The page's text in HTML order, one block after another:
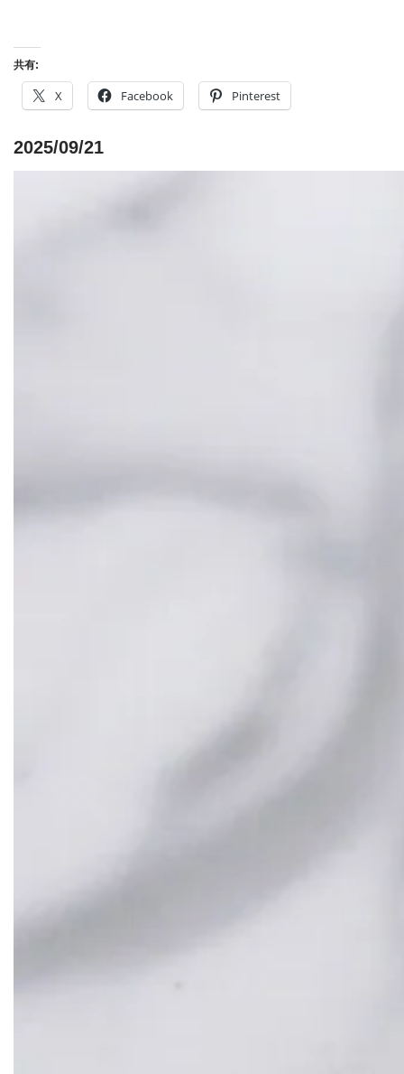
共有:
X Facebook Pinterest
2025/09/21